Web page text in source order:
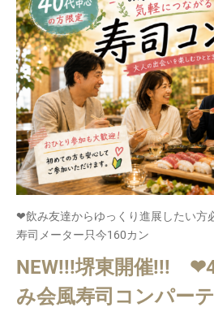
❤飲み友達からゆっくり進展したい
寿司メーター只今160カン
NEW!!!堺東開催!!!
み会風寿司コンパー